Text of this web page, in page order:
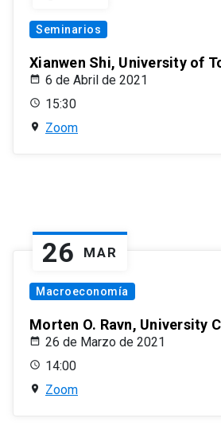
Seminarios
Xianwen Shi, University of
6 de Abril de 2021
15:30
Zoom
26 MAR
Macroeconomía
Morten O. Ravn, University
26 de Marzo de 2021
14:00
Zoom